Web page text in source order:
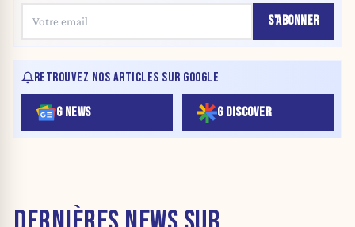
S'ABONNER
RETROUVEZ NOS ARTICLES SUR GOOGLE
G NEWS G DISCOVER